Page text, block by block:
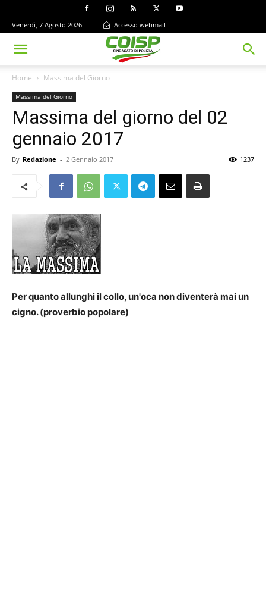
Venerdì, 7 Agosto 2026 Accesso webmail
Home Massima del Giorno
Massima del Giorno
Massima del giorno del 02
gennaio 2017
By Redazione - 2 Gennaio 2017 1237
Per quanto allunghi il collo, un'oca non diventerà mai un
cigno. (proverbio popolare)